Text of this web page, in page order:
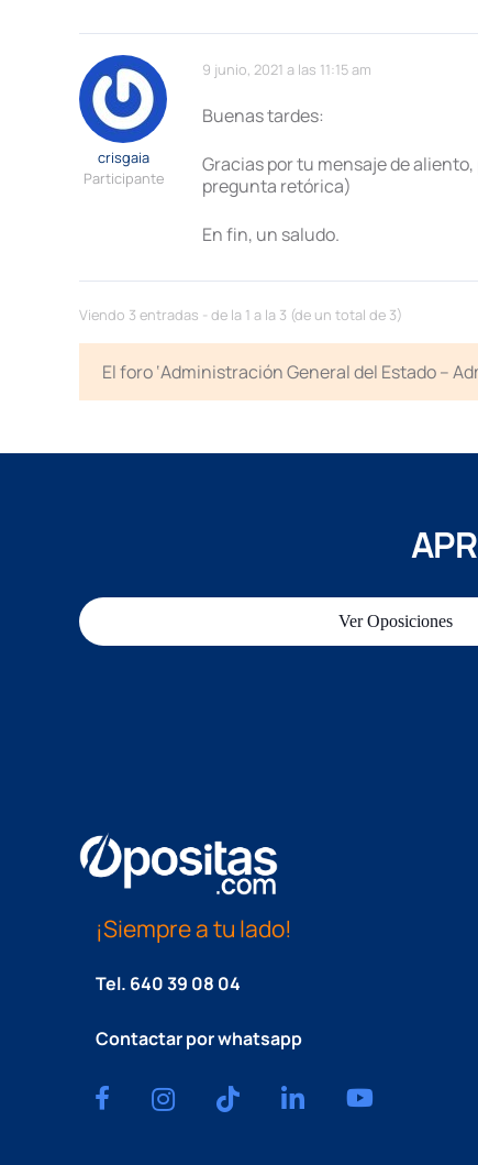
9 junio, 2021 a las 11:15 am
crisgaia
Participante
Buenas tardes:
Gracias por tu mensaje de
pregunta retórica)
En fin, un saludo.
Viendo 3 entradas - de la 1 a la 3 (de un total de 3)
El foro ‘Administración General del Estado –
Ver Oposiciones
¡Siempre a tu lado!
Tel. 640 39 08 04
Contactar por whatsapp